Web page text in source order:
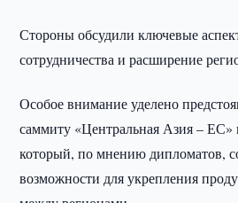
Стороны обсудили ключевые
сотрудничества и расширение
Особое внимание уделено
саммиту «Центральная Азия – ЕС»
который, по мнению дипломатов,
возможности для укрепления